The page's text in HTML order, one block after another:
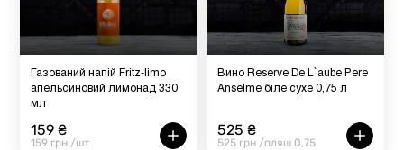
Газований напій Fritz-limo
апельсиновий лимонад 330
мл
159 ₴
159 грн /шт
Вино Reserve De L`aube Pere
Anselme біле сухе 0,75 л
525 ₴
525 грн /пляш 0,75